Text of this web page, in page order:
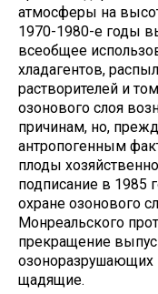
атмосферы на
1970-1980-е годы
всеобщее
хладагентов,
растворителей и
озонового слоя
причинам, но,
антропогенным
плоды
подписание в 1985
охране озонового
Монреальского
прекращение
озоноразрушающих
щадящие.